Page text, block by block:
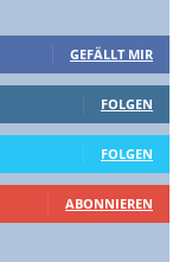
GEFÄLLT MIR
FOLGEN
FOLGEN
ABONNIEREN